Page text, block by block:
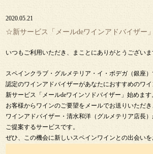
2020.05.21
☆新サービス「メールdeワインアドバイザー
いつもご利用いただき、まことにありがとうございま
スペインクラブ・グルメテリア・イ・ボデガ（銀座
認定のワインアドバイザーがあなたにおすすめのワイ
新サービス「メールdeワインソドバイザー」始めます
お客様からワインのご要望をメールでお送りいただ
ワインアドバイザー・清水和洋（グルメテリア店長
ご提案するサービスです。
ぜひ、この機会に新しいスペインワインとの出会いを